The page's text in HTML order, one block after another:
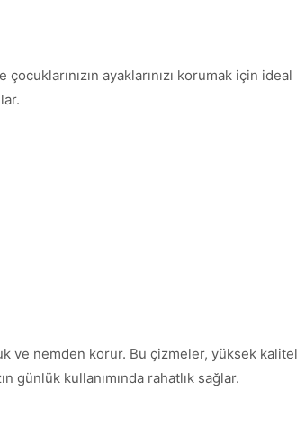
ayaklarınızı korumak için
ve nemden korur. Bu çizmeler, yüksek
günlük kullanımında rahatlık sağlar.